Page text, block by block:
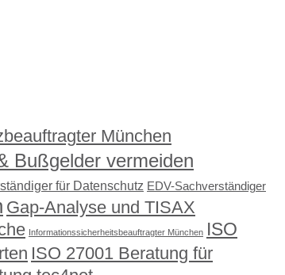
München
Bußgelder vermeiden
für Datenschutz EDV-Sachverständiger
Gap-Analyse und TISAX
Informationssicherheitsbeauftragter München ISO
ISO 27001 Beratung für